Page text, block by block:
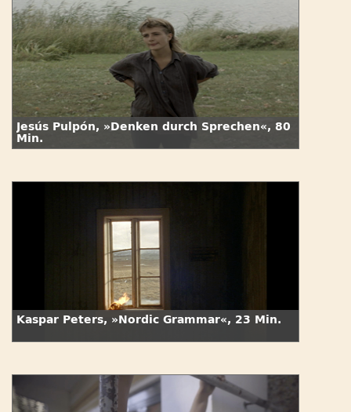
Jesús Pulpón, »Denken durch Sprechen«, 80
Min.
Kaspar Peters, »Nordic Grammar«, 23 Min.